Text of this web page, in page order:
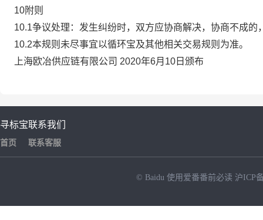
10附则
10.1争议处理：发生纠纷时，双方应协商解决，协商不成
10.2本规则未尽事宜以循环宝及其他相关交易规则为准。
上海欧冶供应链有限公司 2020年6月10日颁布
寻标宝
首页
联系我们
联系客服
© Baidu 使用爱番番前必读 沪ICP